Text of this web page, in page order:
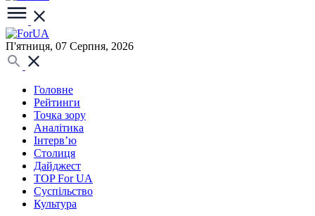
П'ятниця, 07 Серпня, 2026
Головне
Рейтинги
Точка зору
Аналітика
Інтерв’ю
Столиця
Дайджест
TOP For UA
Суспiльство
Культура